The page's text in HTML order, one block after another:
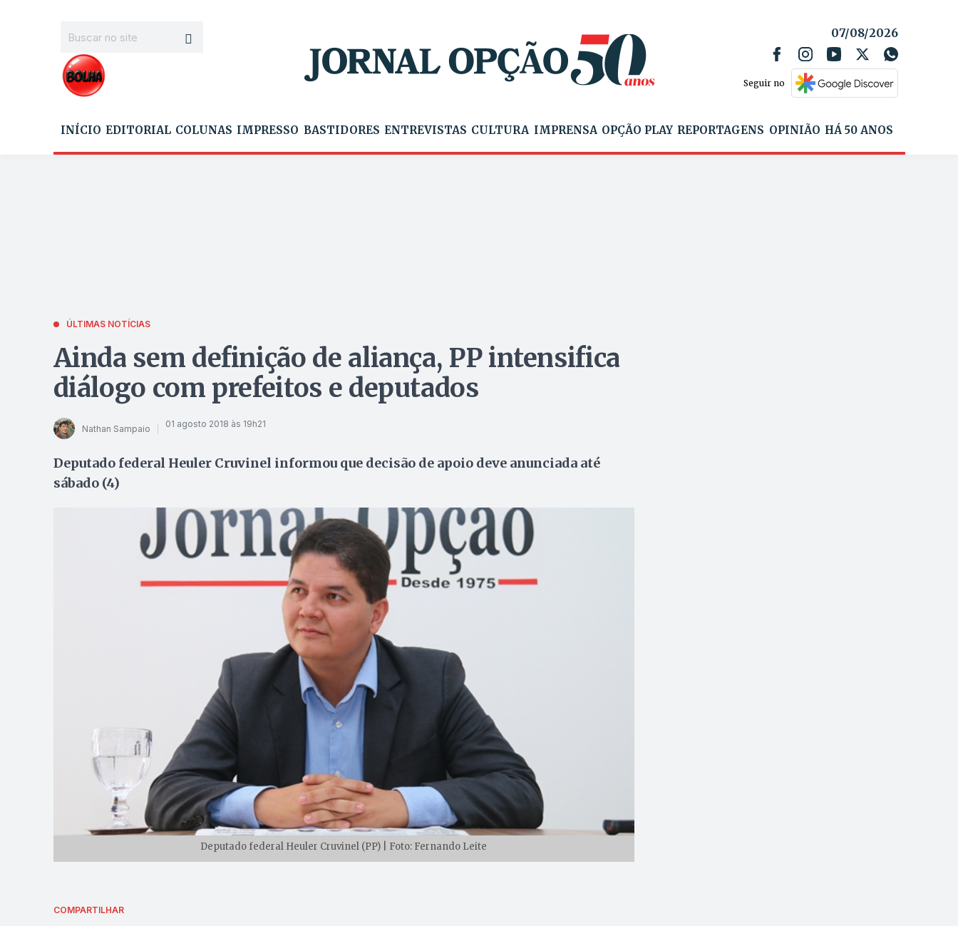
07/08/2026
Seguir no
INÍCIO EDITORIAL COLUNAS IMPRESSO BASTIDORES ENTREVISTAS CULTURA IMPRENSA OPÇÃO PLAY REPORTAGENS OPINIÃO HÁ 50 ANOS
ÚLTIMAS NOTÍCIAS
Ainda sem definição de aliança, PP intensifica
diálogo com prefeitos e deputados
Nathan Sampaio 01 agosto 2018 às 19h21
Deputado federal Heuler Cruvinel informou que decisão de apoio deve anunciada até
sábado (4)
Deputado federal Heuler Cruvinel (PP) | Foto: Fernando Leite
COMPARTILHAR